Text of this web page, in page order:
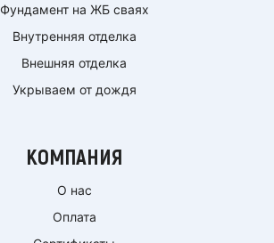
Фундамент на ЖБ сваях
Внутренняя отделка
Внешняя отделка
Укрываем от дождя
КОМПАНИЯ
О нас
Оплата